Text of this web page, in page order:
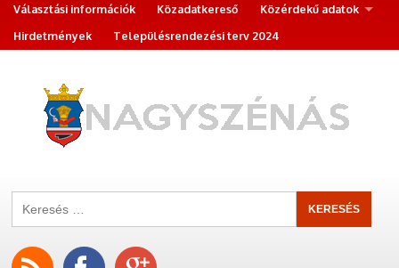
Választási információk
Közadatkereső
Közérdekű adatok
Hirdetmények
Településrendezési terv 2024